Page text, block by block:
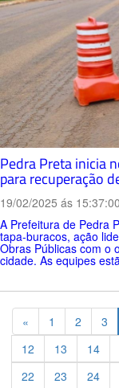
Pedra Preta inicia
para recuperação
19/02/2025 ás 15:37:00
A Prefeitura de Pedra
tapa-buracos, ação
Obras Públicas com o
cidade. As equipes
« Previous
1 2 3
12
13 14
22
23 24